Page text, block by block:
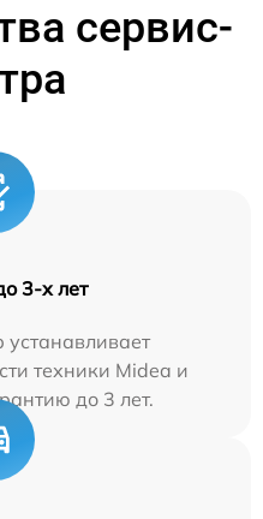
сервис-
3-х лет
техники Midea и
до 3 лет.